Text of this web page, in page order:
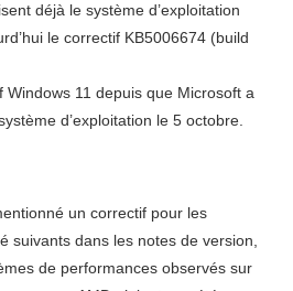
déjà le système d’exploitation
le correctif KB5006674 (build
11 depuis que Microsoft a
d’exploitation le 5 octobre.
un correctif pour les
suivants dans les notes de version,
de performances observés sur